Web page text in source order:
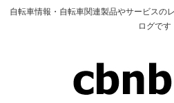
自転車情報・自転車関連製品やサービスの
ログです